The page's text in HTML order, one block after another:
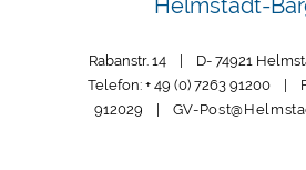
Helmstadt-
Rabanstr. 14 | D- 74921
Telefon: + 49 (0) 7263 91200 |
912029 | GV-